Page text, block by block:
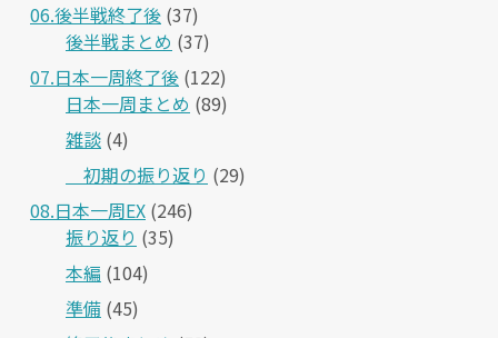
06.後半戦終了後 (37)
後半戦まとめ (37)
07.日本一周終了後 (122)
日本一周まとめ (89)
雑談 (4)
＿初期の振り返り (29)
08.日本一周EX (246)
振り返り (35)
本編 (104)
準備 (45)